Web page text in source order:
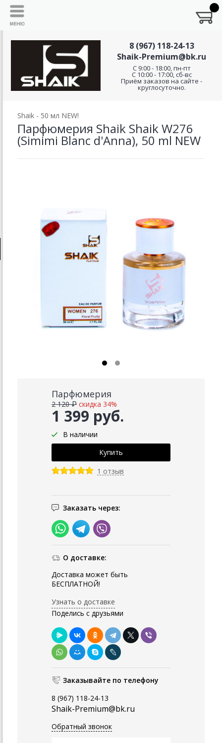
8 (967) 118-24-13
Shaik-Premium@bk.ru
C 9:00 - 18:00, пн-пт
С 10:00 - 17:00, сб-вс
Приём заказов на сайте -
круглосуточно.
Shaik - 50 мл NEW!
Парфюмерия Shaik Shaik W276
(Simimi Blanc d'Anna), 50 ml NEW
Парфюмерия
1 399 руб.
2 120 ₽ скидка 34%
В наличии
1 отзыв
Заказать через:
О доставке:
Доставка может быть
БЕСПЛАТНОЙ!
Узнать о доставке
Поделись с друзьями
Заказывайте по телефону
8 (967) 118-24-13
Shaik-Premium@bk.ru
Обратный звонок